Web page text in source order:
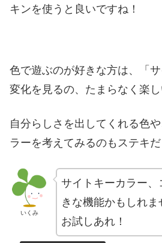
キンを使うと良いですね！
色で遊ぶのが好きな方は、「
変化を見るの、たまらなく楽し
自分らしさを出してくれる色
ラーを考えてみるのもステキだ
いくみ
サイトキーカラー
きな機能かもしれま
お試しあれ！